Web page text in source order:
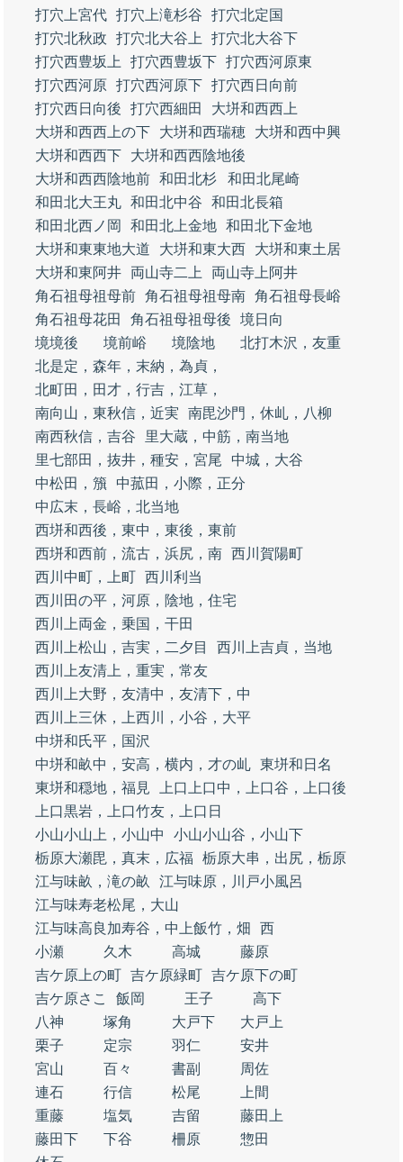
打穴上宮代 打穴上滝杉谷
打穴北定国
打穴北秋政
打穴北大谷上
打穴北大谷下
打穴西豊坂上
打穴西豊坂下 打穴西河原東
打穴西河原 打穴西河原下 打穴西日向前
打穴西日向後
打穴西細田
大垪和西西上
大垪和西西上の下
大垪和西瑞穂
大垪和西中興
大垪和西西下
大垪和西西陰地後
大垪和西西陰地前 和田北杉
和田北尾崎
和田北大王丸 和田北中谷
和田北長箱
和田北西ノ岡
和田北上金地 和田北下金地
大垪和東東地大道
大垪和東大西
大垪和東土居
大垪和東阿井
両山寺二上
両山寺上阿井
角石祖母祖母前 角石祖母祖母南 角石祖母長峪
角石祖母花田
角石祖母祖母後
境日向
境境後
境前峪 境陰地
北打木沢，友重
北是定，森年，末納，為貞，
北町田，田才，行吉，江草，
南向山，東秋信，近実
南毘沙門，休乢，八柳
南西秋信，吉谷
里大蔵，中筋，南当地
里七部田，抜井，種安，宮尾
中城，大谷
中松田，籏
中菰田，小際，正分
中広末，長峪，北当地
西垪和西後，東中，東後，東前
西垪和西前，流古，浜尻，南 西川賀陽町
西川中町，上町 西川利当
西川田の平，河原，陰地，住宅
西川上両金，乗国，干田
西川上松山，吉実，二夕目
西川上吉貞，当地
西川上友清上，重実，常友
西川上大野，友清中，友清下，中
西川上三休，上西川，小谷，大平
中垪和氏平，国沢
中垪和畝中，安高，横内，才の乢 東垪和日名
東垪和穏地，福見
上口上口中，上口谷，上口後
上口黒岩，上口竹友，上口日
小山小山上，小山中
小山小山谷，小山下
栃原大瀬毘，真末，広福
栃原大串，出尻，栃原
江与味畝，滝の畝
江与味原，川戸小風呂
江与味寿老松尾，大山
江与味高良加寿谷，中上飯竹，畑
西
小瀬
久木 高城
藤原
吉ケ原上の町 吉ケ原緑町 吉ケ原下の町
吉ケ原さこ
飯岡 王子
高下
八神
塚角 大戸下
大戸上
栗子
定宗 羽仁
安井
宮山
百々 書副
周佐
連石
行信 松尾
上間
重藤
塩気 吉留
藤田上
藤田下
下谷 柵原
惣田